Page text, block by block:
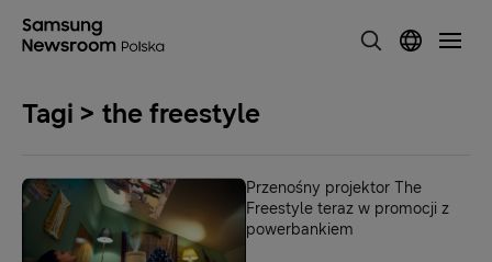
Tagi > the freestyle
Przenośny projektor The
Freestyle teraz w promocji z
powerbankiem